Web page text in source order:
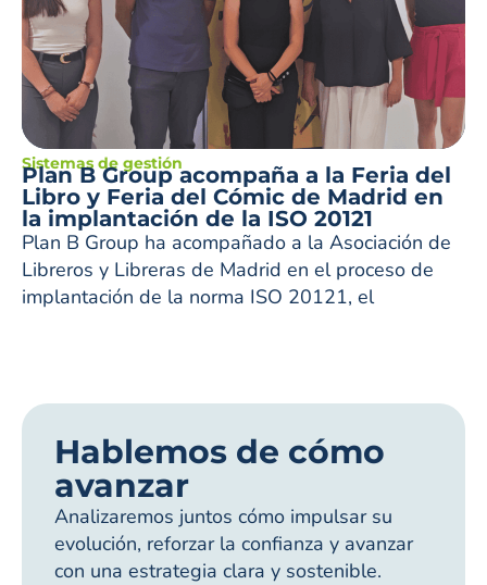
Sistemas de gestión
Plan B Group acompaña a la Feria del
Libro y Feria del Cómic de Madrid en
la implantación de la ISO 20121
Plan B Group ha acompañado a la Asociación de
Libreros y Libreras de Madrid en el proceso de
implantación de la norma ISO 20121, el
Hablemos de cómo
avanzar
Analizaremos juntos cómo impulsar su
evolución, reforzar la confianza y avanzar
con una estrategia clara y sostenible.